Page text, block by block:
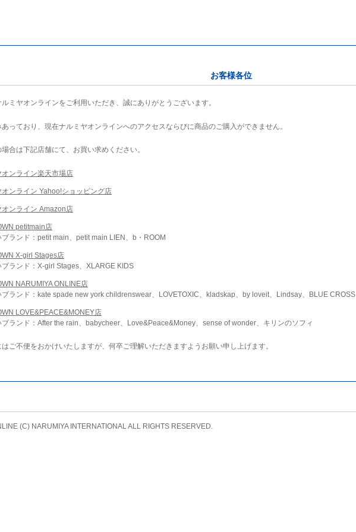
お客様各位
ルミヤオンラインをご利用いただき、誠にありがとうございます。
あっており、現在ナルミヤオンラインへのアクセスならびに商品のご購入ができません。
合は下記店舗にて、お買い求めください。
オンライン楽天市場店
ンライン Yahoo!ショッピング店
オンライン Amazon店
petitmain店
ブランド：petit main、petit main LIEN、b・ROOM
X-girl Stages店
ブランド：X-girl Stages、XLARGE KIDS
NARUMIYA ONLINE店
ブランド：kate spade new york childrenswear、LOVETOXIC、kladskap、by loveit、Lindsay、BLUE CROSS
LOVE&PEACE&MONEY店
ブランド：After the rain、babycheer、Love&Peace&Money、sense of wonder、キリンのソフィ
はご不便をおかけいたしますが、何卒ご理解いただきますようお願い申し上げます。